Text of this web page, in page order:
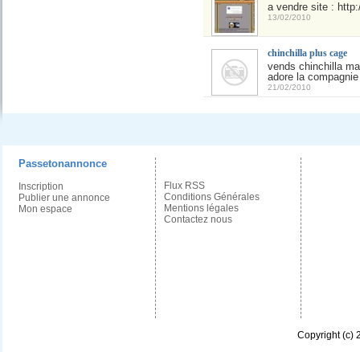
a vendre site :
13/02/2010
chinchilla plus cage
vends chinchilla
adore la compagnie
21/02/2010
Passetonannonce
Inscription
Publier une annonce
Mon espace
Flux RSS
Conditions Générales
Mentions légales
Contactez nous
Copyright (c)